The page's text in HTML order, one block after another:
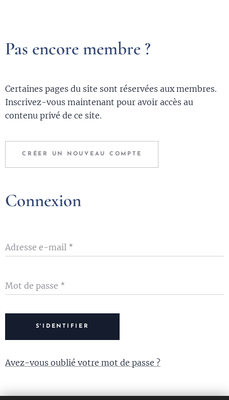
Pas encore membre ?
Certaines pages du site sont réservées aux membres.
Inscrivez-vous maintenant pour avoir accès au
contenu privé de ce site.
CRÉER UN NOUVEAU COMPTE
Connexion
Adresse e-mail
Mot de passe
S'IDENTIFIER
Avez-vous oublié votre mot de passe ?